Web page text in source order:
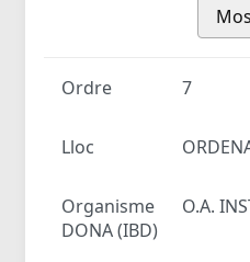
Ordre 7
Lloc
Organisme
O.A.
DONA (IBD)